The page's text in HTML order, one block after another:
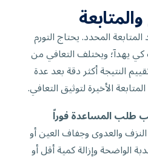
المحدد. يحتاج التورم
يهدآ؛ ويختلف التعافي من
النتيجة أكثر دقة بعد عدة
الأخيرة لتوثيق التعافي.
طلب المساعدة فوراً
والعدوى وجفاف العين أو
الواضحة وإزالة كمية أقل أو